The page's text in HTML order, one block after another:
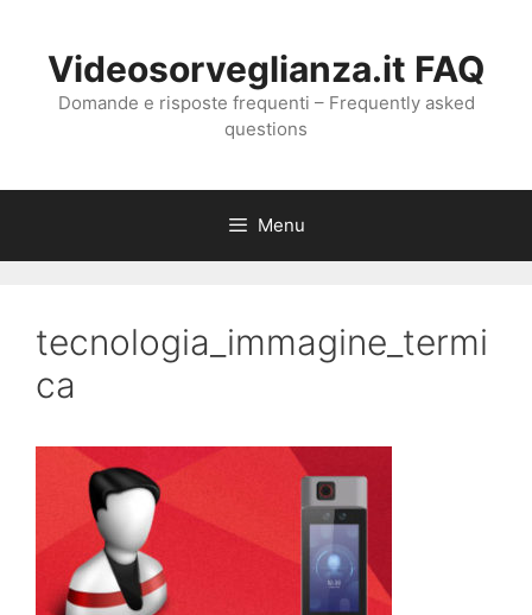
contenutoVideosorveglianza.it FAQ
Domande e risposte frequenti – Frequently asked
questions
Menu
tecnologia_immagine_termi
ca